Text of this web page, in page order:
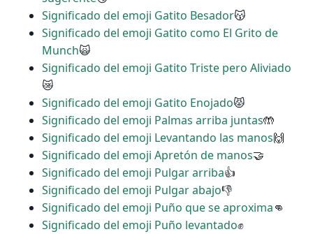
Significado del emoji Gatito Besador😽
Significado del emoji Gatito como El Grito de
Munch🙀
Significado del emoji Gatito Triste pero Aliviado
😿
Significado del emoji Gatito Enojado😾
Significado del emoji Palmas arriba juntas🤲
Significado del emoji Levantando las manos🙌
Significado del emoji Apretón de manos🤝
Significado del emoji Pulgar arriba👍
Significado del emoji Pulgar abajo👎
Significado del emoji Puño que se aproxima👊
Significado del emoji Puño levantado✊